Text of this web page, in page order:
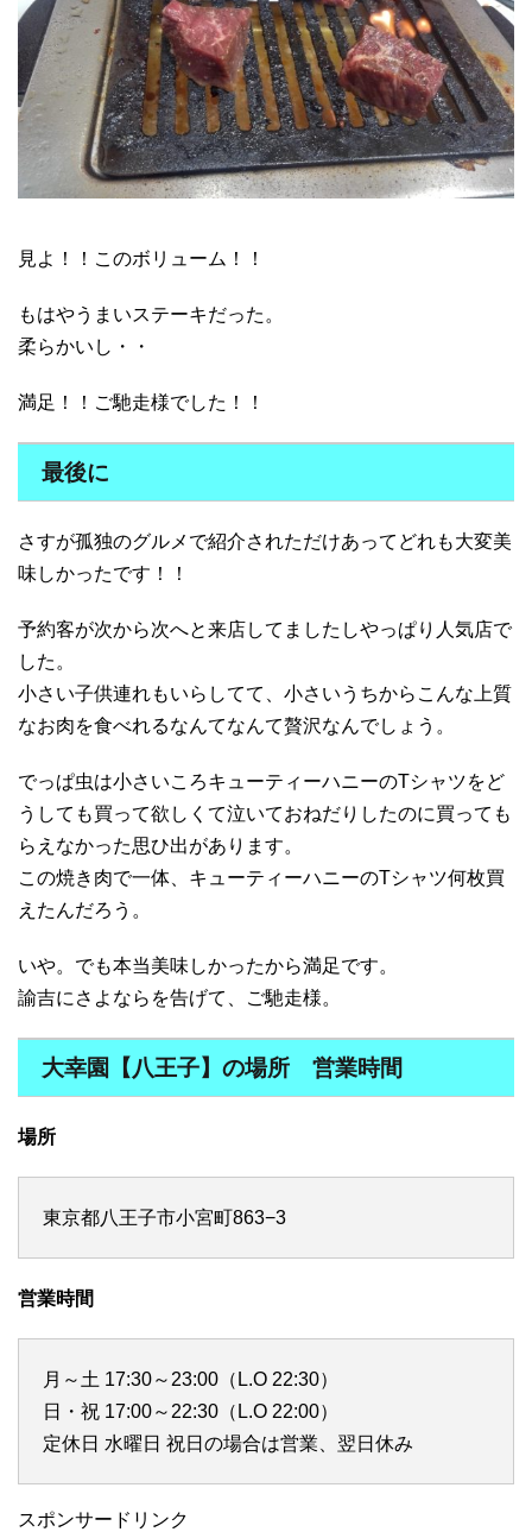
見よ！！このボリューム！！
もはやうまいステーキだった。
柔らかいし・・
満足！！ご馳走様でした！！
最後に
さすが孤独のグルメで紹介されただけあってどれも大変美
味しかったです！！
予約客が次から次へと来店してましたしやっぱり人気店で
した。
小さい子供連れもいらしてて、小さいうちからこんな上質
なお肉を食べれるなんてなんて贅沢なんでしょう。
でっぱ虫は小さいころキューティーハニーのTシャツをど
うしても買って欲しくて泣いておねだりしたのに買っても
らえなかった思ひ出があります。
この焼き肉で一体、キューティーハニーのTシャツ何枚買
えたんだろう。
いや。でも本当美味しかったから満足です。
諭吉にさよならを告げて、ご馳走様。
大幸園【八王子】の場所 営業時間
場所
東京都八王子市小宮町863−3
営業時間
月～土 17:30～23:00（L.O 22:30）
日・祝 17:00～22:30（L.O 22:00）
定休日 水曜日 祝日の場合は営業、翌日休み
スポンサードリンク